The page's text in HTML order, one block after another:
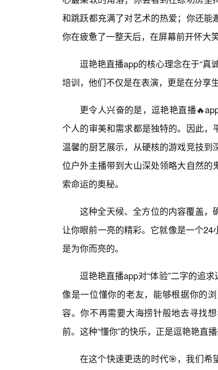
和跳跃都充满了对艺术的热爱；你还
你在疲惫了一整天后，在屏幕前开怀大
逗艳艳直播app的核心理念在于“真
培训，他们不仅是在表演，更是在分享
更令人兴奋的是，逗艳艳直播
个人的审美和需求都是独特的。因此
温馨的厨艺展示，从硬核的游戏竞技
位户外主播带到大山深处领略大自然
索命运的奥秘。
这种全天候、全方位的内容覆盖，
让你眼前一亮的精彩。它就像是一个
是为你而亮的。
逗艳艳直播app对“体验”二字的追
像是一位懂你的老友，能够根据你的
容。你不再需要大海捞针般地去寻找
前。这种“懂你”的快乐，正是逗艳艳直
在这个快速更迭的时代🎯，我们希